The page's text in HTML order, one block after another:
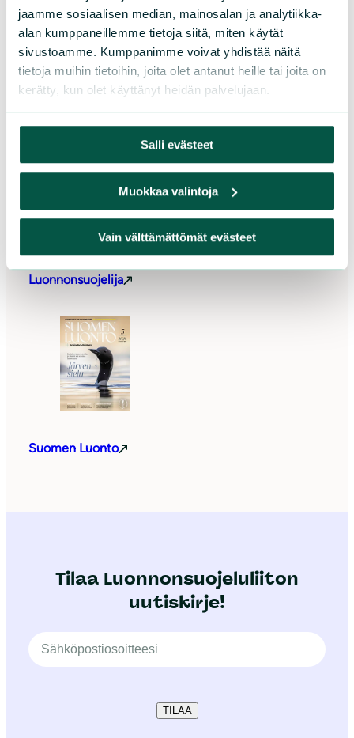
jaamme sosiaalisen median, mainosalan ja analytiikka-
alan kumppaneillemme tietoja siitä, miten käytät
sivustoamme. Kumppanimme voivat yhdistää näitä
tietoja muihin tietoihin, joita olet antanut heille tai joita on
kerätty, kun olet käyttänyt heidän palvelujaan.
Salli evästeet
Muokkaa valintoja
Vain välttämättömät evästeet
Yhteystiedot
Luonnonsuojeluliitto Instagramissa Luonnonsuojeluliitto Facebookissa Luonnonsuojeluliitto LinkedInissä Luonnonsuojeluliiton YouTube-kanava Luonnonsuojeluliitto Blueskyssa Luonnonsuojeluliitto Threadsissa
Lue lisää
Luonnonsuojelija
Suomen Luonto
Tilaa Luonnonsuojeluliiton
uutiskirje!
TILAA